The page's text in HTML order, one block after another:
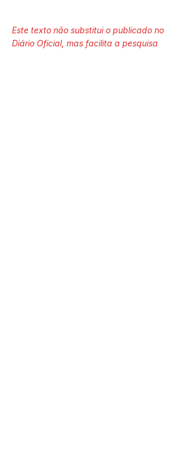
Este texto não substitui o publicado no
Diário Oficial, mas facilita a pesquisa